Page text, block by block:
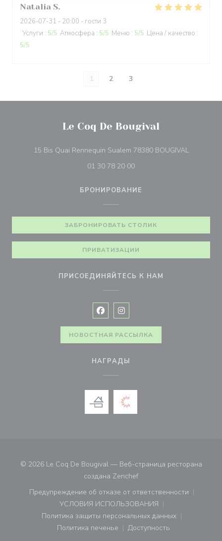
Natalia S
2026-07-31 - 20:00 - гости 3
Услуги : 5/5 Атмосфера : 5/5 Меню : 5/5 Цена / качество :
5/5
1 2 3
Le Coq De Bougival
15 Bis Quai Rennequin Sualem 78380 BOUGIVAL
01 30 78 20 00
БРОНИРОВАНИЕ
ЗАБРОНИРОВАТЬ СТОЛИК
ПРИВАТИЗАЦИИ
ПРИСОЕДИНЯЙТЕСЬ К НАМ
Facebook ((открывается в новом
Instagram ((открывается в
НОВОСТНАЯ РАССЫЛКА
НАГРАДЫ
© 2026 Le Coq De Bougival — Веб-страница ресторана
создана Zenchef((открывается в новом
Предупреждение об отказе от ответственности
((открывается в новом окне))
УСЛОВИЯ ИСПОЛЬЗОВАНИЯ
((открывается в новом окне))
Политика защиты персональных данных
((открывается в новом окне))
Политика печенье
((открывается в новом окне))
Доступность
((открывается в